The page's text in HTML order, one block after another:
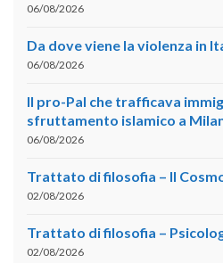
06/08/2026
Da dove viene la violenza in
06/08/2026
Il pro-Pal che trafficava
sfruttamento islamico a
06/08/2026
Trattato di filosofia – II
02/08/2026
Trattato di filosofia –
02/08/2026